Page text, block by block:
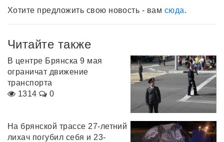
Хотите предложить свою новость - вам сюда.
Читайте также
В центре Брянска 9 мая
ограничат движение
транспорта
1314
0
На брянской трассе 27-летний
лихач погубил себя и 23-